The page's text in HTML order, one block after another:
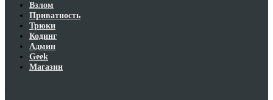
Взлом
Приватность
Трюки
Кодинг
Админ
Geek
Магазин